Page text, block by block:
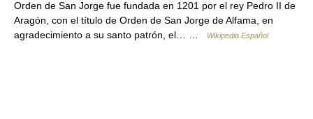
Orden de San Jorge fue fundada en 1201 por el rey Pedro II de
Aragón, con el título de Orden de San Jorge de Alfama, en
agradecimiento a su santo patrón, el… …
Wikipedia Español